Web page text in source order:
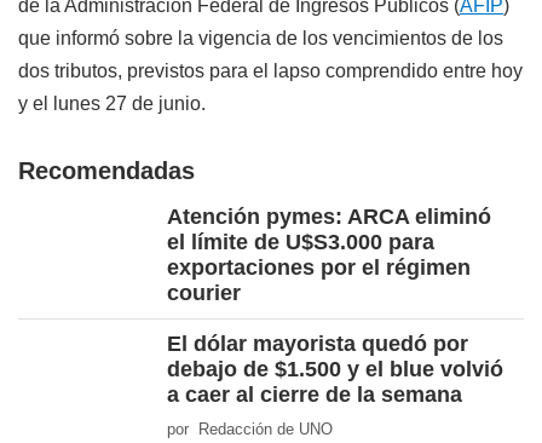
de la Administración Federal de Ingresos Públicos (AFIP)
que informó sobre la vigencia de los vencimientos de los
dos tributos, previstos para el lapso comprendido entre hoy
y el lunes 27 de junio.
Recomendadas
Atención pymes: ARCA eliminó
el límite de U$S3.000 para
exportaciones por el régimen
courier
El dólar mayorista quedó por
debajo de $1.500 y el blue volvió
a caer al cierre de la semana
por Redacción de UNO